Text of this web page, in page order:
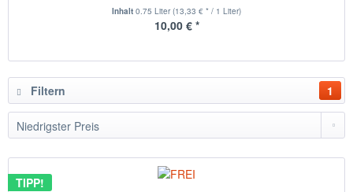
Inhalt 0.75 Liter(13,33 € * / 1 Liter)
10,00 € *
Filtern 1
TIPP!